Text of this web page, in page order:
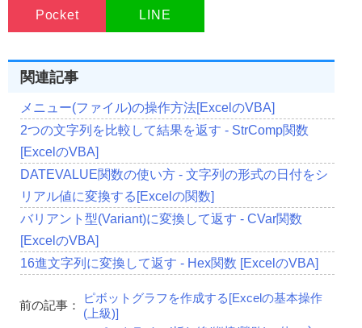
Pocket LINE
関連記事
メニュー(ファイル)の操作方法[ExcelのVBA]
2つの文字列を比較して結果を返す - StrComp関数
[ExcelのVBA]
DATEVALUE関数の使い方 - 文字列の形式の日付をシ
リアル値に変換する[Excelの関数]
バリアント型(Variant)に変換して返す - CVar関数
[ExcelのVBA]
16進文字列に変換して返す - Hex関数 [ExcelのVBA]
前の記事：
ピボットグラフを作成する[Excelの基本操作
(上級)]